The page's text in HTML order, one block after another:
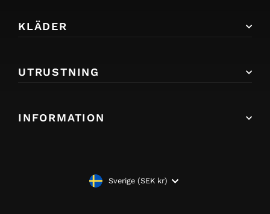
KLÄDER
UTRUSTNING
INFORMATION
VALUTASverige (SEK kr)